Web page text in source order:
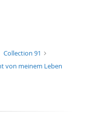
Collection 91
von meinem Leben